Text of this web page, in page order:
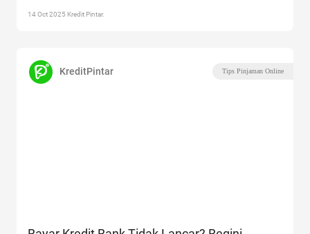
14 Oct 2025 Kredit Pintar.
KreditPintar Tips Pinjaman Online